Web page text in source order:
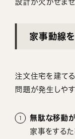
設計が欠かせませ
家事動線
注文住宅を建て
問題が発生しやす
無駄な移動
家事をする